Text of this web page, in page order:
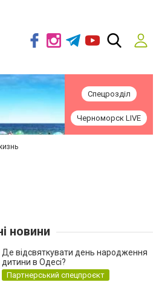
Спецрозділ
Черноморск LIVE
новини
Де відсвяткувати день народження
дитини в Одесі?
Партнерський спецпроєкт